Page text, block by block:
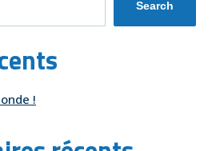
Search
!